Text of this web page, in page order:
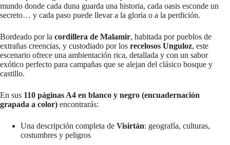
mundo donde cada duna guarda una historia, cada oasis esconde un
secreto… y cada paso puede llevar a la gloria o a la perdición.
Bordeado por la cordillera de Malamir, habitada por pueblos de
extrañas creencias, y custodiado por los recelosos Unguloz, este
escenario ofrece una ambientación rica, detallada y con un sabor
exótico perfecto para campañas que se alejan del clásico bosque y
castillo.
En sus 110 páginas A4 en blanco y negro (encuadernación
grapada a color) encontrarás:
Una descripción completa de Visirtán: geografía, culturas,
costumbres y peligros